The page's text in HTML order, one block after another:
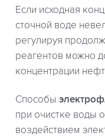
Если исходная
сточной воде
регулируя
реагентов можно
концентрации
Способы
при очистке воды
воздействием